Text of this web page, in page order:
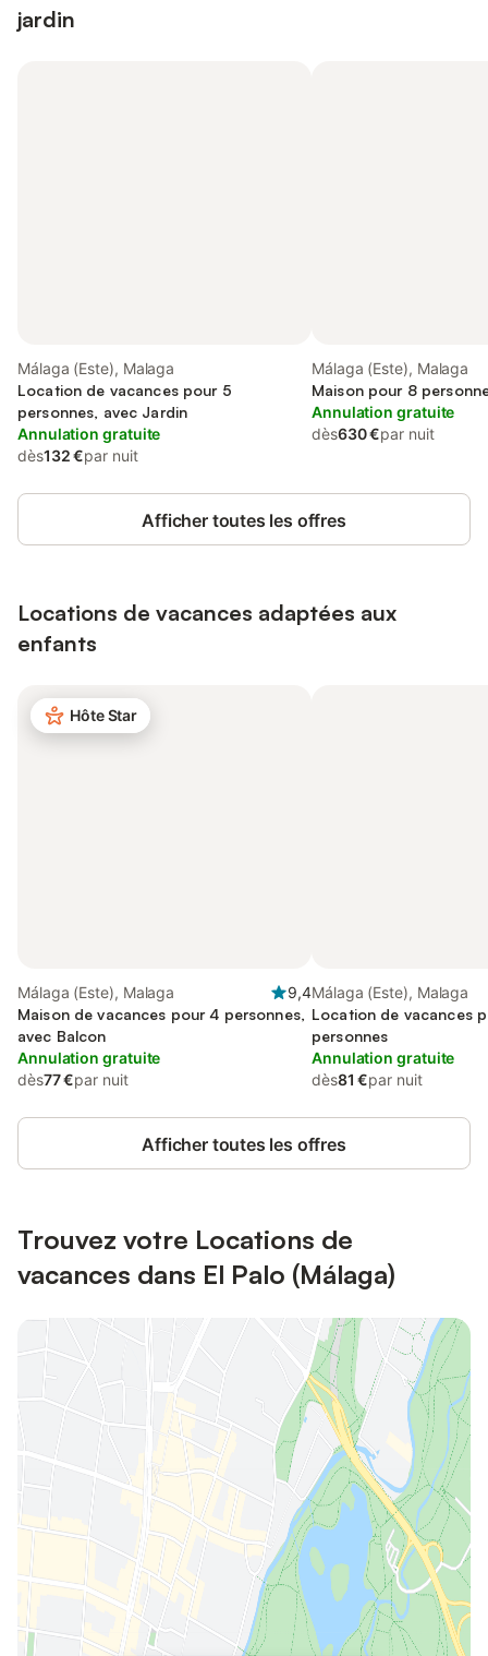
jardin
Málaga (Este), Malaga
Location de vacances pour 5
personnes, avec Jardin
Annulation gratuite
dès132 €par nuit
Málaga (Este), Malaga
Maison pour 8
Annulation gratuite
dès630 €par nuit
Afficher toutes les offres
Locations de vacances adaptées aux
enfants
Hôte Star
Málaga (Este), Malaga
9,4
Maison de vacances pour 4 personnes,
avec Balcon
Annulation gratuite
dès77 €par nuit
Málaga (Este), Malaga
Location de vacances
personnes
Annulation gratuite
dès81 €par nuit
Afficher toutes les offres
Trouvez votre Locations de
vacances dans El Palo (Málaga)